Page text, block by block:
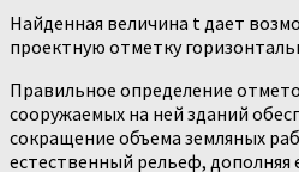
Найденная величина t дает
проектную отметку
Правильное определение
сооружаемых на ней зданий
сокращение объема земляных
естественный рельеф, дополняя